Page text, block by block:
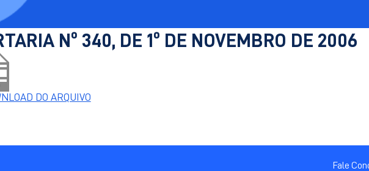
Nº 340, DE 1º DE NOVEMBRO DE 2006
DO ARQUIVO
Fale